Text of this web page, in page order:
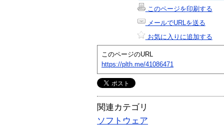
このページを印刷する
メールでURLを送る
お気に入りに追加する
このページのURL
https://plth.me/41086471
関連カテゴリ
ソフトウェア